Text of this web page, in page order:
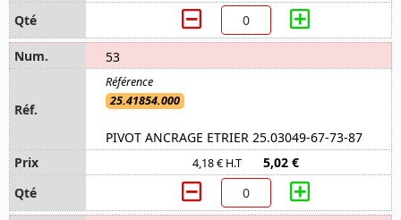
53
25.41854.000
PIVOT ANCRAGE ETRIER 25.03049-67-73-87
4,18 € H.T 5,02 €